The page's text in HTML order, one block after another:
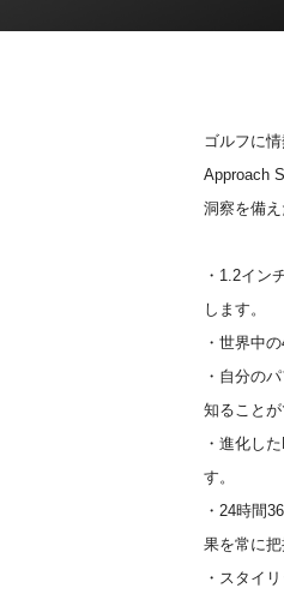
ゴルフに
Approach
洞察を備
・1.2イン
します。
・世界中
・自分の
知ることが
・進化し
す。
・24時間
果を常に把
・スタイ